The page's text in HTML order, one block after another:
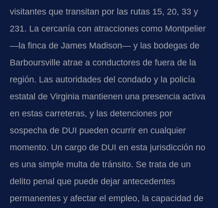
visitantes que transitan por las rutas 15, 20, 33 y
231. La cercanía con atracciones como Montpelier
—la finca de James Madison— y las bodegas de
Barboursville atrae a conductores de fuera de la
región. Las autoridades del condado y la policía
estatal de Virginia mantienen una presencia activa
en estas carreteras, y las detenciones por
sospecha de DUI pueden ocurrir en cualquier
momento. Un cargo de DUI en esta jurisdicción no
es una simple multa de tránsito. Se trata de un
delito penal que puede dejar antecedentes
permanentes y afectar el empleo, la capacidad de